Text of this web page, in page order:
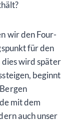
wir den Four-
für den
dies wird später
beginnt
mit dem
auch unser